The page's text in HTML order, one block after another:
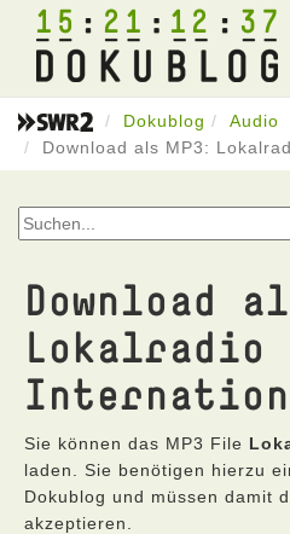
15 21 12 37
Dokublog
Audio
Download als MP3:
Download
Lokalradio
Sie können das MP3 File
laden. Sie benötigen hierzu
Dokublog und müssen damit
akzeptieren.